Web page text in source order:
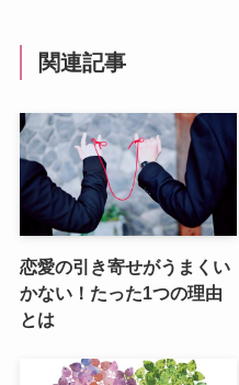
関連記事
恋愛の引き寄せがうまくい
かない！たった1つの理由
とは